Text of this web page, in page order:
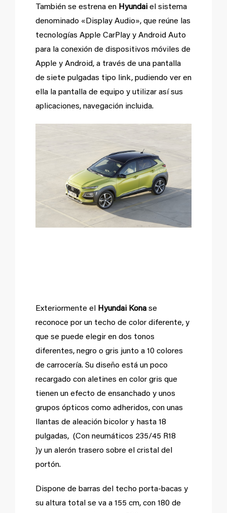
También se estrena en Hyundai el sistema
denominado «Display Audio», que reúne las
tecnologías Apple CarPlay y Android Auto
para la conexión de dispositivos móviles de
Apple y Android, a través de una pantalla
de siete pulgadas tipo link, pudiendo ver en
ella la pantalla de equipo y utilizar así sus
aplicaciones, navegación incluida.
Exteriormente el Hyundai Kona se
reconoce por un techo de color diferente, y
que se puede elegir en dos tonos
diferentes, negro o gris junto a 10 colores
de carrocería. Su diseño está un poco
recargado con aletines en color gris que
tienen un efecto de ensanchado y unos
grupos ópticos como adheridos, con unas
llantas de aleación bicolor y hasta 18
pulgadas, (Con neumáticos 235/45 R18
)y un alerón trasero sobre el cristal del
portón.
Dispone de barras del techo porta-bacas y
su altura total se va a 155 cm, con 180 de